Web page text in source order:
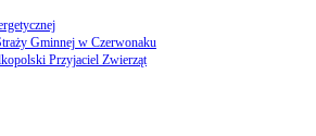
Gminnej w Czerwonaku
Przyjaciel Zwierząt